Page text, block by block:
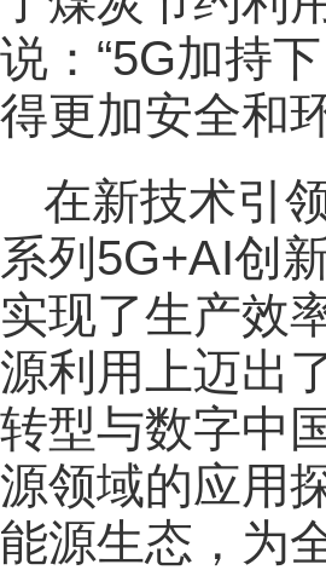
说：“5G加持
得更加安全和
在新技术引
系列5G+AI创
实现了生产效
源利用上迈出
转型与数字中
源领域的应用
能源生态，为